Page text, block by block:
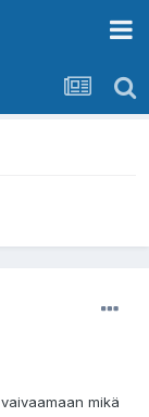
mikä